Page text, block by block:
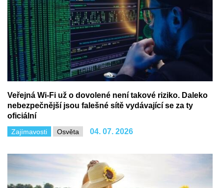
Veřejná Wi-Fi už o dovolené není takové riziko. Daleko
nebezpečnější jsou falešné sítě vydávající se za ty
oficiální
Osvěta
Zajímavosti 04. 07. 2026